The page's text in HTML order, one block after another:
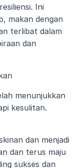
Ini
makan dengan
terlibat dalam
dan
menunjukkan
kesulitan.
dan menjadi
dan terus maju
sukses dan